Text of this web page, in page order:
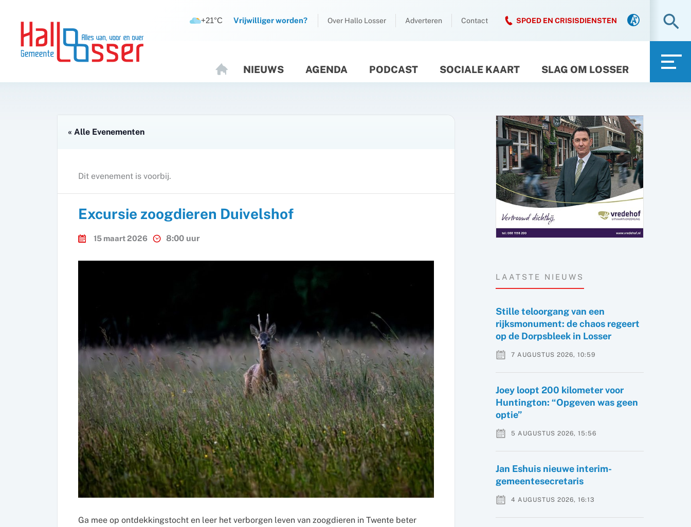
inhoud
inhoud
+21°C Vrijwilliger worden? Over Hallo Losser Adverteren Contact SPOED EN CRISISDIENSTEN
O
M
NIEUWS AGENDA PODCAST SOCIALE KAART SLAG OM LOSSER
« Alle Evenementen
Dit evenement is voorbij.
Excursie zoogdieren Duivelshof
15 maart 2026 8:00 uur
Ga mee op ontdekkingstocht en leer het verborgen leven van zoogdieren in Twente beter
LAATSTE NIEUWS
Stille teloorgang van een
rijksmonument: de chaos regeert
op de Dorpsbleek in Losser
7 AUGUSTUS 2026, 10:59
Joey loopt 200 kilometer voor
Huntington: “Opgeven was geen
optie”
5 AUGUSTUS 2026, 15:56
Jan Eshuis nieuwe interim-
gemeentesecretaris
4 AUGUSTUS 2026, 16:13